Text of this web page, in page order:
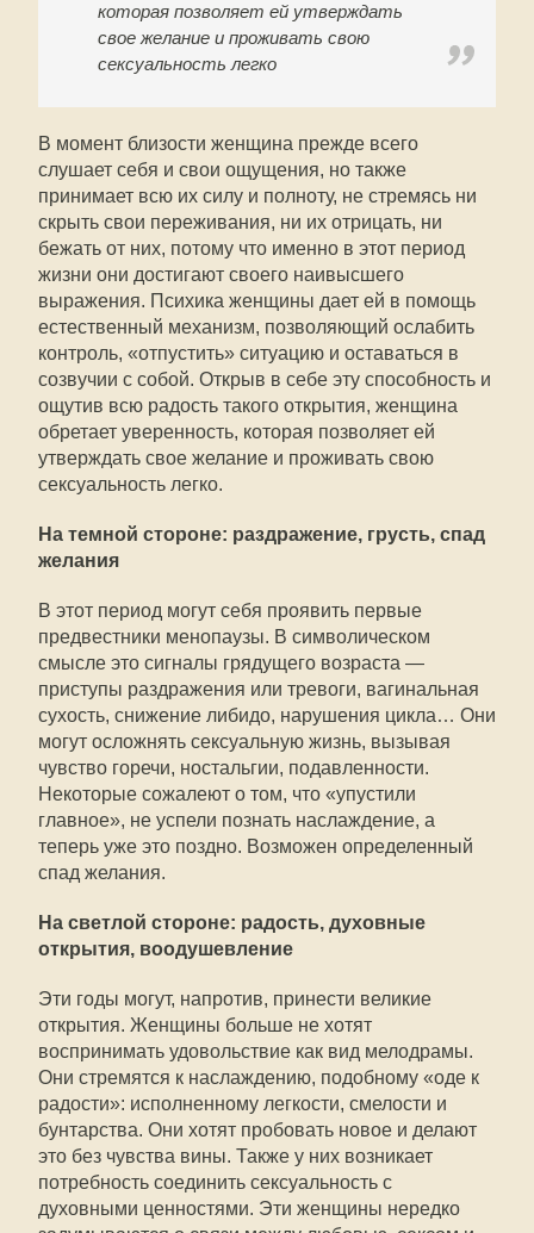
которая позволяет ей утверждать
свое желание и проживать свою
сексуальность легко
В момент близости женщина прежде всего
слушает себя и свои ощущения, но также
принимает всю их силу и полноту, не стремясь ни
скрыть свои переживания, ни их отрицать, ни
бежать от них, потому что именно в этот период
жизни они достигают своего наивысшего
выражения. Психика женщины дает ей в помощь
естественный механизм, позволяющий ослабить
контроль, «отпустить» ситуацию и оставаться в
созвучии с собой. Открыв в себе эту способность и
ощутив всю радость такого открытия, женщина
обретает уверенность, которая позволяет ей
утверждать свое желание и проживать свою
сексуальность легко.
На темной стороне: раздражение, грусть, спад
желания
В этот период могут себя проявить первые
предвестники менопаузы. В символическом
смысле это сигналы грядущего возраста —
приступы раздражения или тревоги, вагинальная
сухость, снижение либидо, нарушения цикла… Они
могут осложнять сексуальную жизнь, вызывая
чувство горечи, ностальгии, подавленности.
Некоторые сожалеют о том, что «упустили
главное», не успели познать наслаждение, а
теперь уже это поздно. Возможен определенный
спад желания.
На светлой стороне: радость, духовные
открытия, воодушевление
Эти годы могут, напротив, принести великие
открытия. Женщины больше не хотят
воспринимать удовольствие как вид мелодрамы.
Они стремятся к наслаждению, подобному «оде к
радости»: исполненному легкости, смелости и
бунтарства. Они хотят пробовать новое и делают
это без чувства вины. Также у них возникает
потребность соединить сексуальность с
духовными ценностями. Эти женщины нередко